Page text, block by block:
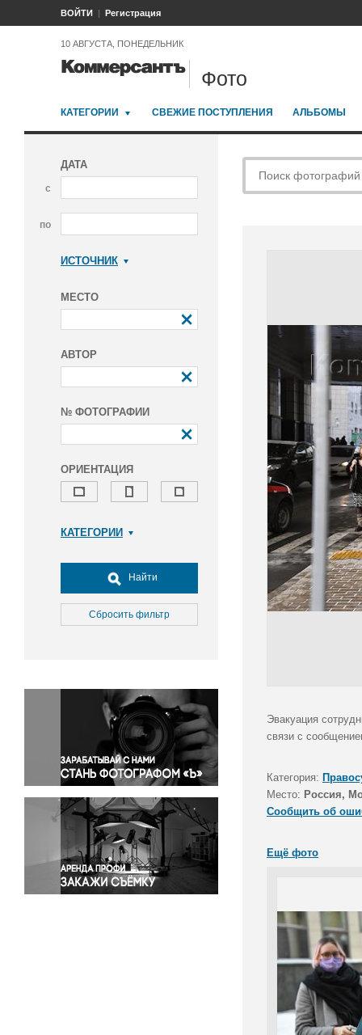
ВОЙТИ Регистрация
10 АВГУСТА, ПОНЕДЕЛЬНИК
Фото
КАТЕГОРИИ СВЕЖИЕ ПОСТУПЛЕНИЯ АЛЬБОМЫ
ДАТА
с
по
ИСТОЧНИК
МЕСТО
АВТОР
№ ФОТОГРАФИИ
ОРИЕНТАЦИЯ
КАТЕГОРИИ
Досуг, туризм и отдых
Культура
Медицина
Окружающая среда
Политика
Правосудие
Происшествия и конфликты
Религия
Светская жизнь
Спорт
Экология
Экономика и бизнес
Найти
Сбросить фильтр
Эвакуация
связи с
Категория:
Место: Россия,
Сообщить об
Ещё фото